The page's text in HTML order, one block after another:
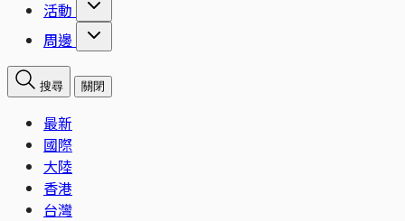
活動
周邊
搜尋 關閉
最新
國際
大陸
香港
台灣